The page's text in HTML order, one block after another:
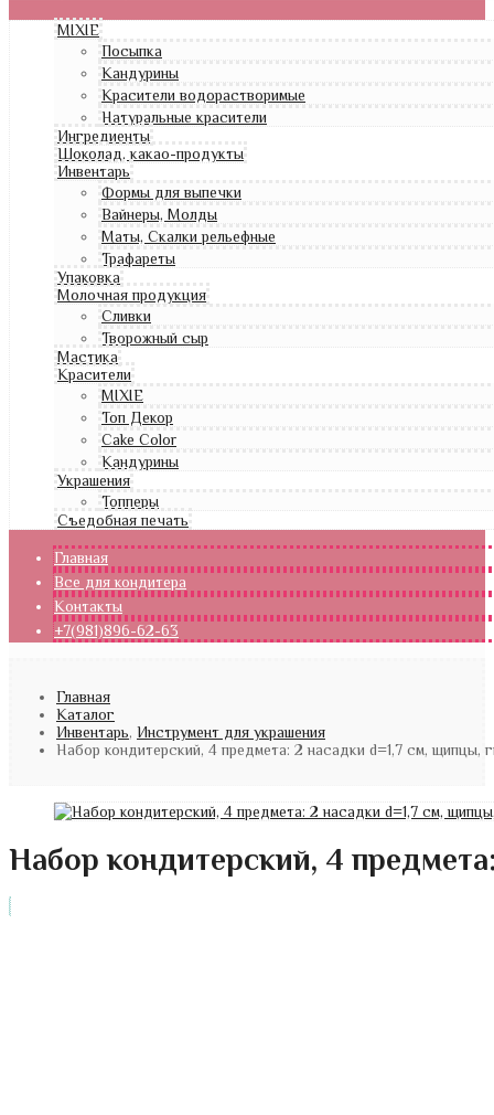
MIXIE
Посыпка
Кандурины
Красители водорастворимые
Натуральные красители
Ингредиенты
Шоколад, какао-продукты
Инвентарь
Формы для выпечки
Вайнеры, Молды
Маты, Скалки рельефные
Трафареты
Упаковка
Молочная продукция
Сливки
Творожный сыр
Мастика
Красители
MIXIE
Топ Декор
Cake Color
Кандурины
Украшения
Топперы
Съедобная печать
Главная
Все для кондитера
Контакты
+7(981)896-62-63
Главная
Каталог
Инвентарь, Инструмент для украшения
Набор кондитерский, 4 предмета: 2 насадки d=1,7 см, щипцы,
Набор кондитерский, 4